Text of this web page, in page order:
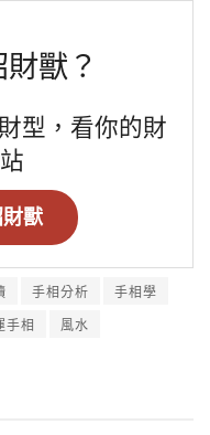
獸？
型，看你的財
獸
手相分析
手相學
手相 風水